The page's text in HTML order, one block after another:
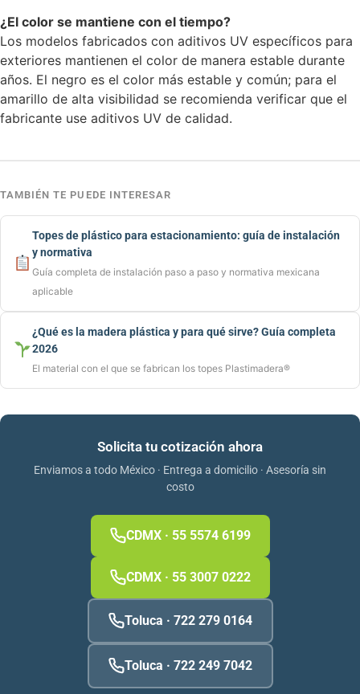
¿El color se mantiene con el tiempo?
Los modelos fabricados con aditivos UV específicos para
exteriores mantienen el color de manera estable durante
años. El negro es el color más estable y común; para el
amarillo de alta visibilidad se recomienda verificar que el
fabricante use aditivos UV de calidad.
TAMBIÉN TE PUEDE INTERESAR
Topes de plástico para estacionamiento: guía de instalación
y normativa
Guía completa de instalación paso a paso y normativa mexicana
aplicable
¿Qué es la madera plástica y para qué sirve? Guía completa
2026
El material con el que se fabrican los topes Plastimadera®
Solicita tu cotización ahora
Enviamos a todo México · Entrega a domicilio · Asesoría sin
costo
CDMX · 55 5574 6199
CDMX · 55 3007 0222
Toluca · 722 279 0164
Toluca · 722 249 7042